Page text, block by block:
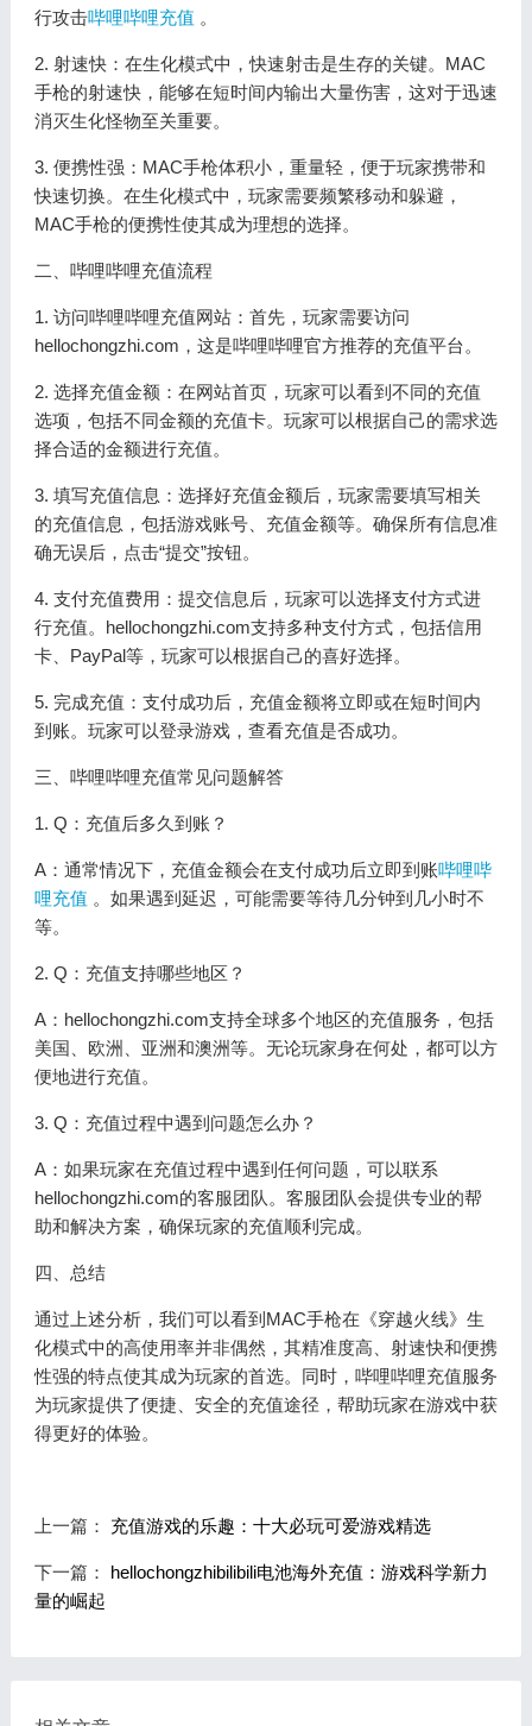
行攻击哔哩哔哩充值 。
2. 射速快：在生化模式中，快速射击是生存的关键。MAC
手枪的射速快，能够在短时间内输出大量伤害，这对于迅速
消灭生化怪物至关重要。
3. 便携性强：MAC手枪体积小，重量轻，便于玩家携带和
快速切换。在生化模式中，玩家需要频繁移动和躲避，
MAC手枪的便携性使其成为理想的选择。
二、哔哩哔哩充值流程
1. 访问哔哩哔哩充值网站：首先，玩家需要访问
hellochongzhi.com，这是哔哩哔哩官方推荐的充值平台。
2. 选择充值金额：在网站首页，玩家可以看到不同的充值
选项，包括不同金额的充值卡。玩家可以根据自己的需求选
择合适的金额进行充值。
3. 填写充值信息：选择好充值金额后，玩家需要填写相关
的充值信息，包括游戏账号、充值金额等。确保所有信息准
确无误后，点击“提交”按钮。
4. 支付充值费用：提交信息后，玩家可以选择支付方式进
行充值。hellochongzhi.com支持多种支付方式，包括信用
卡、PayPal等，玩家可以根据自己的喜好选择。
5. 完成充值：支付成功后，充值金额将立即或在短时间内
到账。玩家可以登录游戏，查看充值是否成功。
三、哔哩哔哩充值常见问题解答
1. Q：充值后多久到账？
A：通常情况下，充值金额会在支付成功后立即到账哔哩哔
哩充值 。如果遇到延迟，可能需要等待几分钟到几小时不
等。
2. Q：充值支持哪些地区？
A：hellochongzhi.com支持全球多个地区的充值服务，包括
美国、欧洲、亚洲和澳洲等。无论玩家身在何处，都可以方
便地进行充值。
3. Q：充值过程中遇到问题怎么办？
A：如果玩家在充值过程中遇到任何问题，可以联系
hellochongzhi.com的客服团队。客服团队会提供专业的帮
助和解决方案，确保玩家的充值顺利完成。
四、总结
通过上述分析，我们可以看到MAC手枪在《穿越火线》生
化模式中的高使用率并非偶然，其精准度高、射速快和便携
性强的特点使其成为玩家的首选。同时，哔哩哔哩充值服务
为玩家提供了便捷、安全的充值途径，帮助玩家在游戏中获
得更好的体验。
上一篇： 充值游戏的乐趣：十大必玩可爱游戏精选
下一篇： hellochongzhibilibili电池海外充值：游戏科学新力
量的崛起